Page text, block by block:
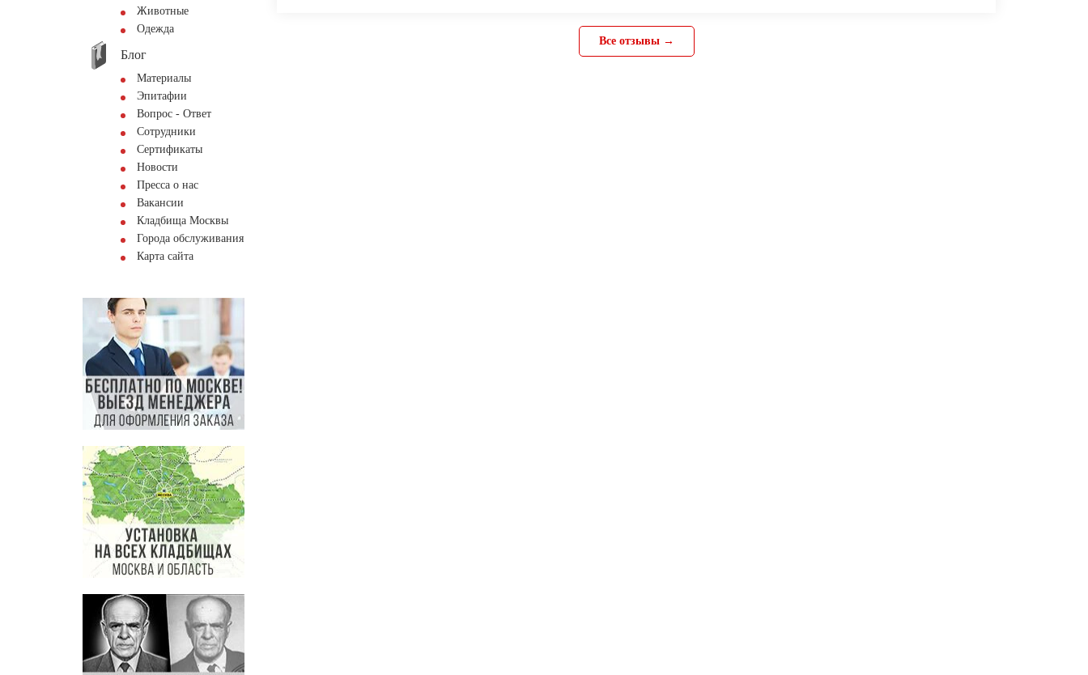
Животные
Одежда
Блог
Материалы
Эпитафии
Вопрос - Ответ
Сотрудники
Сертификаты
Новости
Пресса о нас
Вакансии
Кладбища Москвы
Города обслуживания
Карта сайта
Все отзывы →